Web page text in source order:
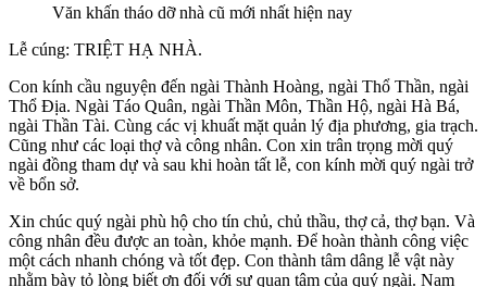
Văn khấn tháo dỡ nhà cũ mới nhất hiện nay
Lễ cúng: TRIỆT HẠ NHÀ.
Con kính cầu nguyện đến ngài Thành Hoàng, ngài Thổ Thần, ngài
Thổ Địa. Ngài Táo Quân, ngài Thần Môn, Thần Hộ, ngài Hà Bá,
ngài Thần Tài. Cùng các vị khuất mặt quản lý địa phương, gia trạch.
Cũng như các loại thợ và công nhân. Con xin trân trọng mời quý
ngài đồng tham dự và sau khi hoàn tất lễ, con kính mời quý ngài trở
về bổn sở.
Xin chúc quý ngài phù hộ cho tín chủ, chủ thầu, thợ cả, thợ bạn. Và
công nhân đều được an toàn, khỏe mạnh. Để hoàn thành công việc
một cách nhanh chóng và tốt đẹp. Con thành tâm dâng lễ vật này
nhằm bày tỏ lòng biết ơn đối với sự quan tâm của quý ngài. Nam